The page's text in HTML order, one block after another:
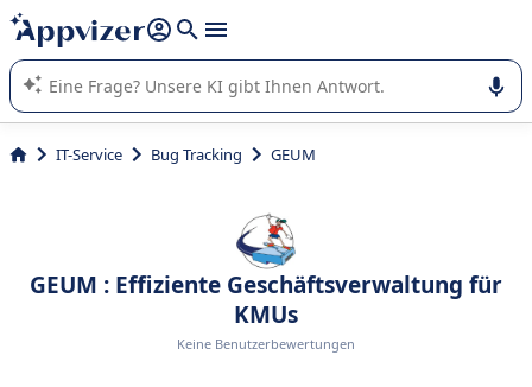
beantworten (mehrere Zeilen mit
Die KI von Appvizer führt Sie bei der Nutzung oder Auswahl
von SaaS-Software in Unternehmen.
IT-Service Bug Tracking GEUM
GEUM : Effiziente Geschäftsverwaltung für
KMUs
Keine Benutzerbewertungen